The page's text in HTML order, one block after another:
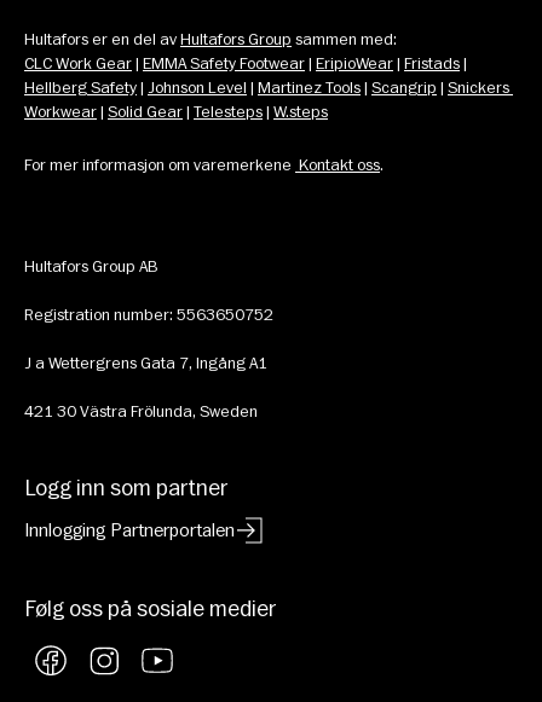
Hultafors er en del av Hultafors Group sammen med:
CLC Work Gear | EMMA Safety Footwear | EripioWear | Fristads
Hellberg Safety | Johnson Level | Martinez Tools | Scangrip | Snickers
Workwear | Solid Gear | Telesteps | W.steps
For mer informasjon om varemerkene Kontakt oss.
Hultafors Group AB
Registration number: 5563650752
J a Wettergrens Gata 7, Ingång A1
421 30 Västra Frölunda, Sweden
Logg inn som partner
Innlogging Partnerportalen
Følg oss på sosiale medier
FacebookInstagramYouTube